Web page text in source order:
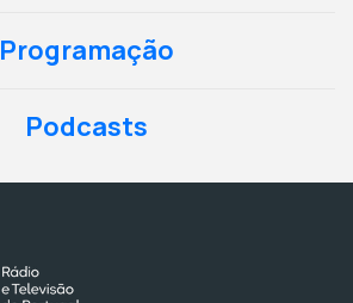
Programação
Podcasts